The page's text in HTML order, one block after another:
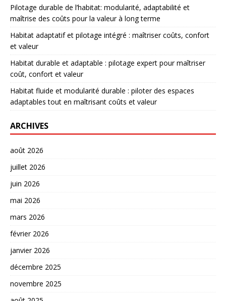
Pilotage durable de l’habitat: modularité, adaptabilité et
maîtrise des coûts pour la valeur à long terme
Habitat adaptatif et pilotage intégré : maîtriser coûts, confort
et valeur
Habitat durable et adaptable : pilotage expert pour maîtriser
coût, confort et valeur
Habitat fluide et modularité durable : piloter des espaces
adaptables tout en maîtrisant coûts et valeur
ARCHIVES
août 2026
juillet 2026
juin 2026
mai 2026
mars 2026
février 2026
janvier 2026
décembre 2025
novembre 2025